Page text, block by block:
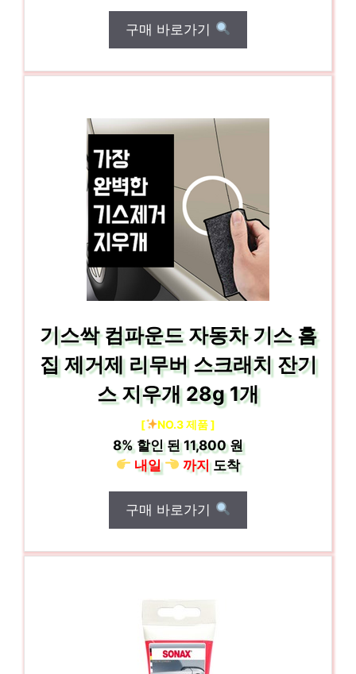
구매 바로가기
기스싹 컴파운드 자동차 기스 흠
집 제거제 리무버 스크래치 잔기
스 지우개 28g 1개
[ NO.3 제품 ]
8% 할인 된11,800 원
내일
까지도착
구매 바로가기